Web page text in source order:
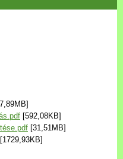
[592,08KB]
[31,51MB]
[1729,93KB]